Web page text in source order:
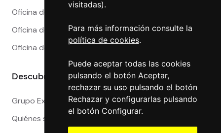
visitadas).
Para más información consulte la
política de cookies.
Puede aceptar todas las cookies
pulsando el botón Aceptar,
rechazar su uso pulsando el botón
Rechazar y configurarlas pulsando
el botón Configurar.
Oficina de Cambio en Marbella
Oficina de Cambio en Sevilla
Oficina de Cambio en Valencia
Descubre más
Grupo Exact
Quiénes somos